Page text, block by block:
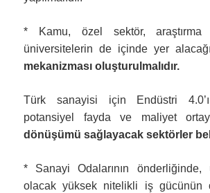
* Kamu, özel sektör, araştırma
üniversitelerin de içinde yer
mekanizması oluşturulmalıdır.
Türk sanayisi için Endüstri
potansiyel fayda ve maliyet
dönüşümü sağlayacak sektörler
* Sanayi Odalarının önderliğinde,
olacak yüksek nitelikli iş gücünün